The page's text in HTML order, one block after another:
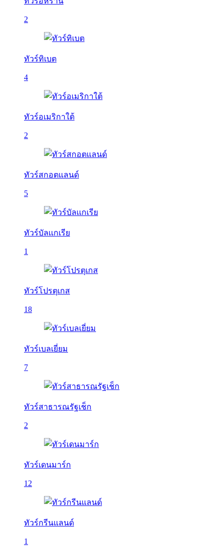
2
ทัวร์ทิเบต
4
ทัวร์อเมริกาใต้
2
ทัวร์สกอตแลนด์
5
ทัวร์บัลเเกเรีย
1
ทัวร์โปรตุเกส
18
ทัวร์เบลเยี่ยม
7
ทัวร์สาธารณรัฐเช็ก
2
ทัวร์เดนมาร์ก
12
ทัวร์กรีนแลนด์
1